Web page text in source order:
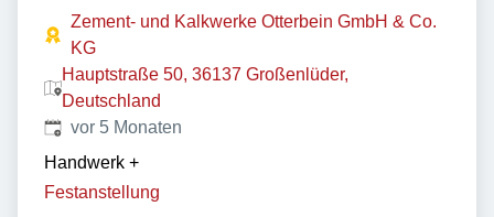
Zement- und Kalkwerke Otterbein GmbH & Co.
KG
Hauptstraße 50, 36137 Großenlüder,
Deutschland
Veröffentlicht:
vor 5 Monaten
Handwerk +
Festanstellung